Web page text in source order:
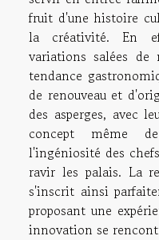
fruit d'une histoire
la créativité. En
variations salées de
tendance
de renouveau et
des asperges, avec
concept même
l'ingéniosité des
ravir les palais. La
s'inscrit ainsi
proposant une
innovation se